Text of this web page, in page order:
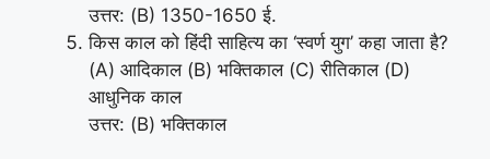
उत्तर: (B) 1350-1650 ई.
किस काल को हिंदी साहित्य का ‘स्वर्ण युग’ कहा जाता है?
(A) आदिकाल (B) भक्तिकाल (C) रीतिकाल (D)
आधुनिक काल
उत्तर: (B) भक्तिकाल